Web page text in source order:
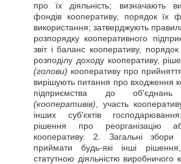
про їх діяльність; визначають
фондів кооперативу, порядок їх
використання; затверджують
розпорядку кооперативного
звіт і баланс кооперативу,
розподілу доходу кооперативу,
(голови) кооперативу про
вирішують питання про входження
підприємства до об'єднань
(кооперативів) , участь
інших суб'єктів
рішення про реорганізацію
кооперативу. 2. Загальні
приймати будь-які інші
статутною діяльністю виробничого